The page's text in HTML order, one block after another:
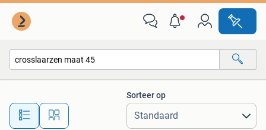
Alle afstanden…
Sorteer op